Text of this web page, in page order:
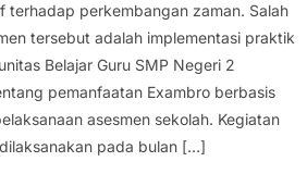
terhadap perkembangan zaman. Salah
tersebut adalah implementasi praktik
Belajar Guru SMP Negeri 2
pemanfaatan Exambro berbasis
asesmen sekolah. Kegiatan
pada bulan […]